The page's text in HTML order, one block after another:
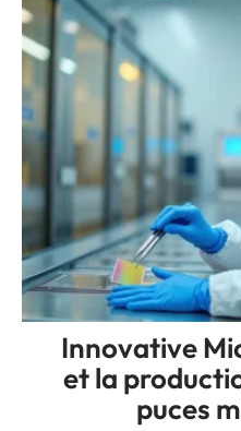
Innovative
et la
puces